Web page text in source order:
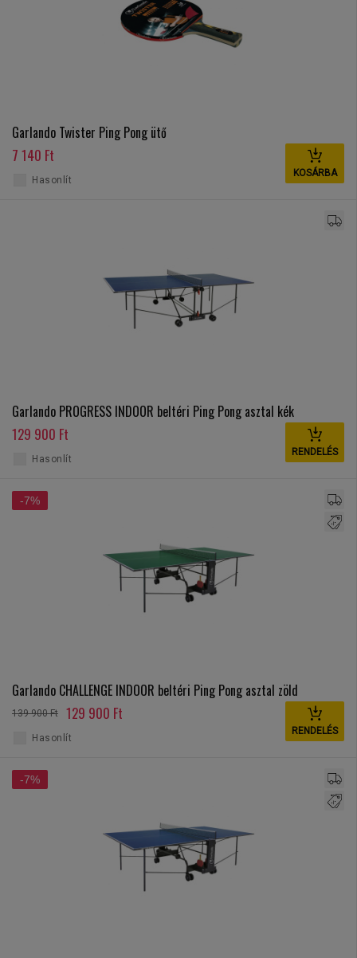
Garlando Twister Ping Pong ütő
7 140 Ft
KOSÁRBA
Hasonlít
Garlando PROGRESS INDOOR beltéri Ping Pong asztal kék
129 900 Ft
RENDELÉS
Hasonlít
-7%
Garlando CHALLENGE INDOOR beltéri Ping Pong asztal zöld
139 900 Ft 129 900 Ft
RENDELÉS
Hasonlít
-7%